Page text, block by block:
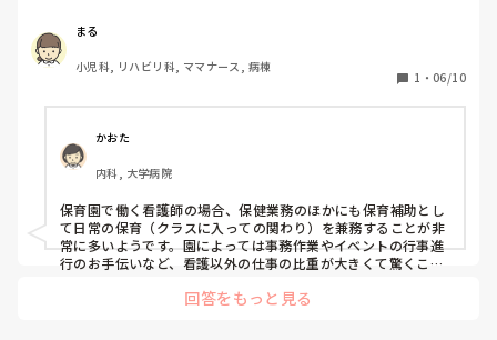
まる
小児科, リハビリ科, ママナース, 病棟
1 ・ 06/10
かおた
内科, 大学病院
保育園で働く看護師の場合、保健業務のほかにも保育補助とし
て日常の保育（クラスに入っての関わり）を兼務することが非
常に多いようです。園によっては事務作業やイベントの行事進
行のお手伝いなど、看護以外の仕事の比重が大きくて驚くこと
れるやりがいもありますが、事前の面接でどこまで兼務がある
回答をもっと見る